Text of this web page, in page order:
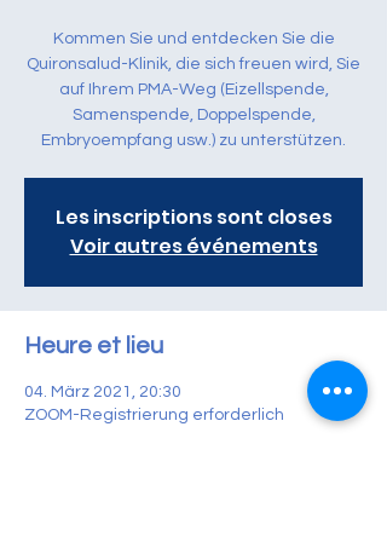
Kommen Sie und entdecken Sie die
Quironsalud-Klinik, die sich freuen wird, Sie
auf Ihrem PMA-Weg (Eizellspende,
Samenspende, Doppelspende,
Embryoempfang usw.) zu unterstützen.
Les inscriptions sont closes
Voir autres événements
Heure et lieu
04. März 2021, 20:30
ZOOM-Registrierung erforderlich